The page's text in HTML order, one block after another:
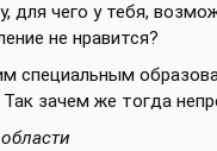
чего у тебя,
не нравится?
специальным
зачем же тогда